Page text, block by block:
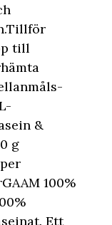
till
&
g
100%
Ett